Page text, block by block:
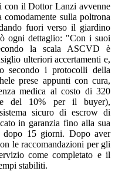
con il Dottor Lanzi avvenne
sulla poltrona
fuori verso il giardino
ogni dettaglio: "Con i suoi
la scala ASCVD è
ulteriori accertamenti e,
secondo i protocolli della
prese appunti con cura,
medica al costo di 320
del 10% per il buyer),
sicuro di escrow di
in garanzia fino alla sua
dopo 15 giorni. Dopo aver
le raccomandazioni per gli
come completato e il
stabiliti.